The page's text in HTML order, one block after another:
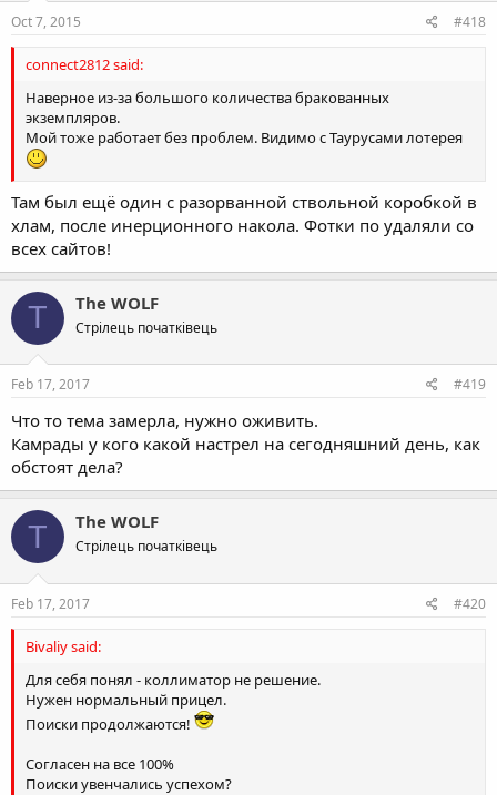
Oct 7, 2015 #418
connect2812 said:
Наверное из-за большого количества бракованных
экземпляров.
Мой тоже работает без проблем. Видимо с Таурусами лотерея
Там был ещё один с разорванной ствольной коробкой в
хлам, после инерционного накола. Фотки по удаляли со
всех сайтов!
T The WOLF
Стрілець початківець
Feb 17, 2017 #419
Что то тема замерла, нужно оживить.
Камрады у кого какой настрел на сегодняшний день, как
обстоят дела?
T The WOLF
Стрілець початківець
Feb 17, 2017 #420
Bivaliy said:
Для себя понял - коллиматор не решение.
Нужен нормальный прицел.
Поиски продолжаются!
Согласен на все 100%
Поиски увенчались успехом?